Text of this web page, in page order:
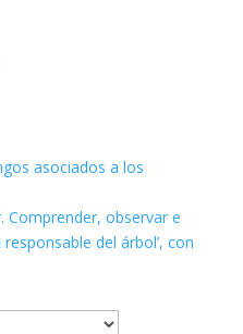
asociados a los
Comprender, observar e
del árbol’, con